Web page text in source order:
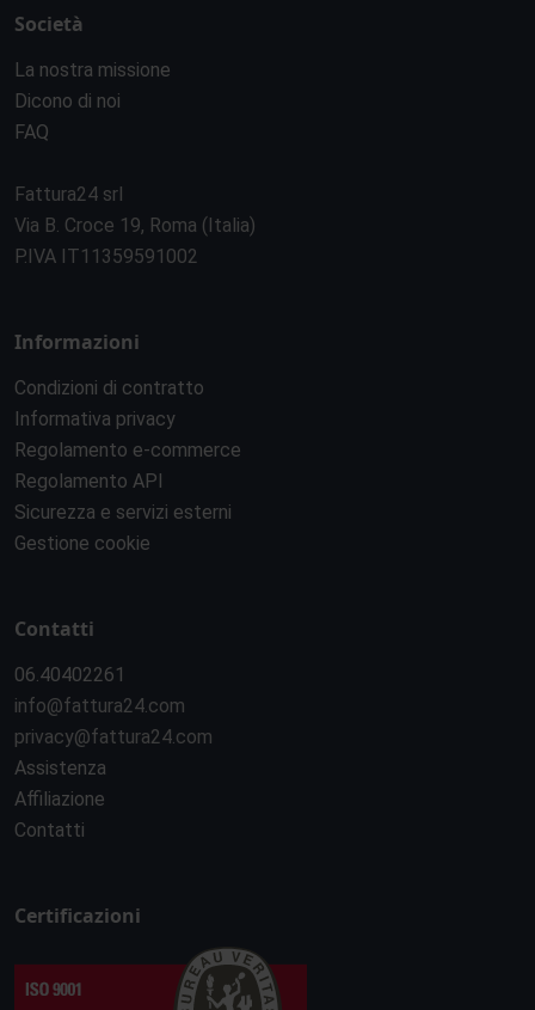
Società
La nostra missione
Dicono di noi
FAQ
Fattura24 srl
Via B. Croce 19, Roma (Italia)
P.IVA IT11359591002
Informazioni
Condizioni di contratto
Informativa privacy
Regolamento e-commerce
Regolamento API
Sicurezza e servizi esterni
Gestione cookie
Contatti
06.40402261
info@fattura24.com
privacy@fattura24.com
Assistenza
Affiliazione
Contatti
Certificazioni